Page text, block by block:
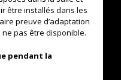
être installés dans les
preuve d’adaptation
pas être disponible.
pendant la